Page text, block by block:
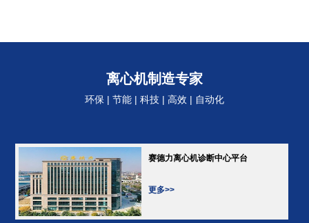
离心机制造专家
环保 | 节能 | 科技 | 高效 | 自动化
赛德力离心机诊断中心平台
更多>>